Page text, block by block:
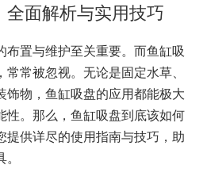
面解析与实用技巧
布置与维护至关重要。而鱼缸吸
常被忽视。无论是固定水草、
饰物，鱼缸吸盘的应用都能极大
性。那么，鱼缸吸盘到底该如何
提供详尽的使用指南与技巧，助